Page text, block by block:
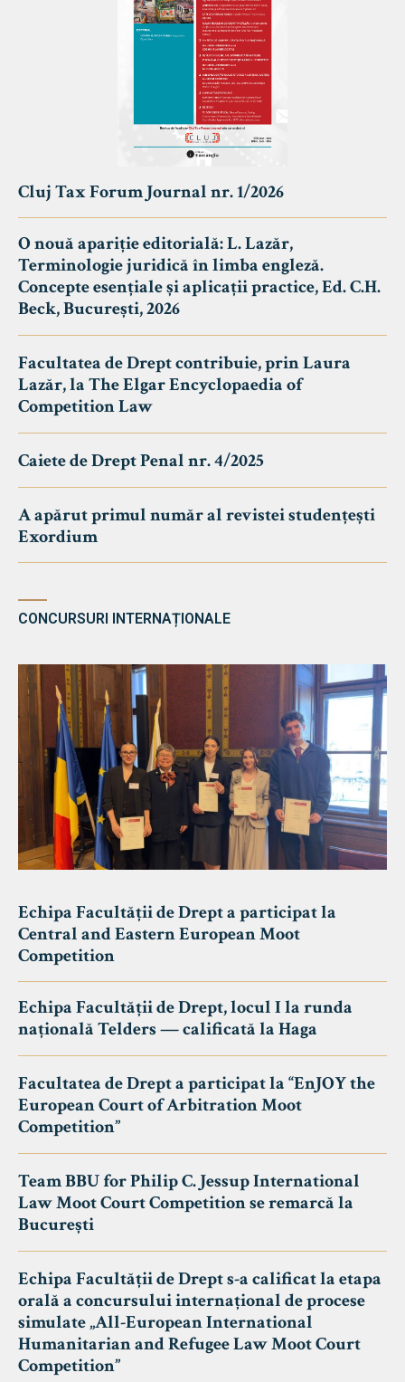
Cluj Tax Forum Journal nr. 1/2026
O nouă apariție editorială: L. Lazăr,
Terminologie juridică în limba engleză.
Concepte esențiale și aplicații practice, Ed. C.H.
Beck, București, 2026
Facultatea de Drept contribuie, prin Laura
Lazăr, la The Elgar Encyclopaedia of
Competition Law
Caiete de Drept Penal nr. 4/2025
A apărut primul număr al revistei studențești
Exordium
CONCURSURI INTERNAȚIONALE
Echipa Facultății de Drept a participat la
Central and Eastern European Moot
Competition
Echipa Facultății de Drept, locul I la runda
națională Telders — calificată la Haga
Facultatea de Drept a participat la “EnJOY the
European Court of Arbitration Moot
Competition”
Team BBU for Philip C. Jessup International
Law Moot Court Competition se remarcă la
București
Echipa Facultății de Drept s-a calificat la etapa
orală a concursului internațional de procese
simulate „All-European International
Humanitarian and Refugee Law Moot Court
Competition”